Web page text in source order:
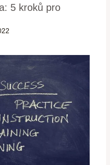
5 kroků pro